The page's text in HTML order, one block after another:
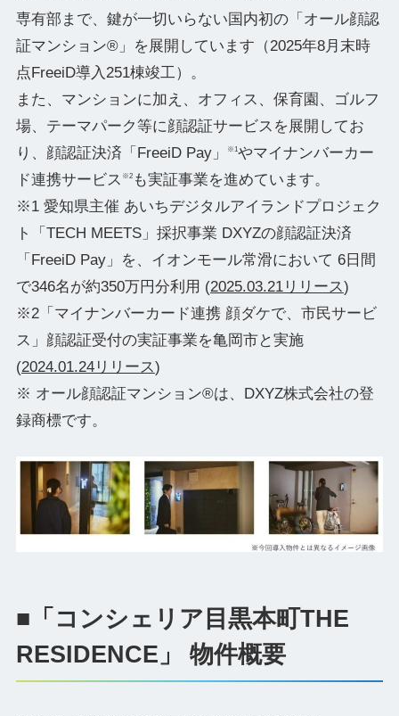
専有部まで、鍵が一切いらない国内初の「オール顔認
証マンション®」を展開しています（2025年8月末時
点FreeiD導入251棟竣工）。
また、マンションに加え、オフィス、保育園、ゴルフ
場、テーマパーク等に顔認証サービスを展開してお
り、顔認証決済「FreeiD Pay」
※1やマイナンバーカー
ド連携サービス ※2も実証事業を進めています。
※1 愛知県主催 あいちデジタルアイランドプロジェク
ト「TECH MEETS」採択事業 DXYZの顔認証決済
「FreeiD Pay」を、イオンモール常滑において 6日間
で346名が約350万円分利用 (2025.03.21リリース)
※2「マイナンバーカード連携 顔ダケで、市民サービ
ス」顔認証受付の実証事業を亀岡市と実施
(2024.01.24リリース)
※ オール顔認証マンション®は、DXYZ株式会社の登
録商標です。
■「コンシェリア目黒本町THE
RESIDENCE」 物件概要